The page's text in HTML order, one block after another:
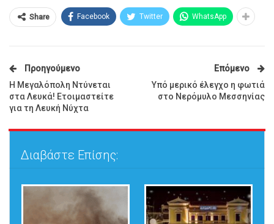
Share Facebook Twitter WhatsApp
Προηγούμενο
Η Μεγαλόπολη Ντύνεται
στα Λευκά! Ετοιμαστείτε
για τη Λευκή Νύχτα
Επόμενο
Υπό μερικό έλεγχο η φωτιά
στο Νερόμυλο Μεσσηνίας
Διαβάστε Επίσης: